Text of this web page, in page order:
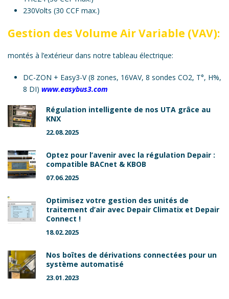
230Volts (30 CCF max.)
Gestion des Volume Air Variable (VAV):
montés à l’extérieur dans notre tableau électrique:
DC-ZON + Easy3-V(8 zones, 16VAV, 8 sondes CO2, T°, H%,
8 DI) www.easybus3.com
Régulation intelligente de nos UTA grâce au
KNX
22.08.2025
Optez pour l’avenir avec la régulation Depair :
compatible BACnet & KBOB
07.06.2025
Optimisez votre gestion des unités de
traitement d’air avec Depair Climatix et Depair
Connect !
18.02.2025
Nos boîtes de dérivations connectées pour un
système automatisé
23.01.2023